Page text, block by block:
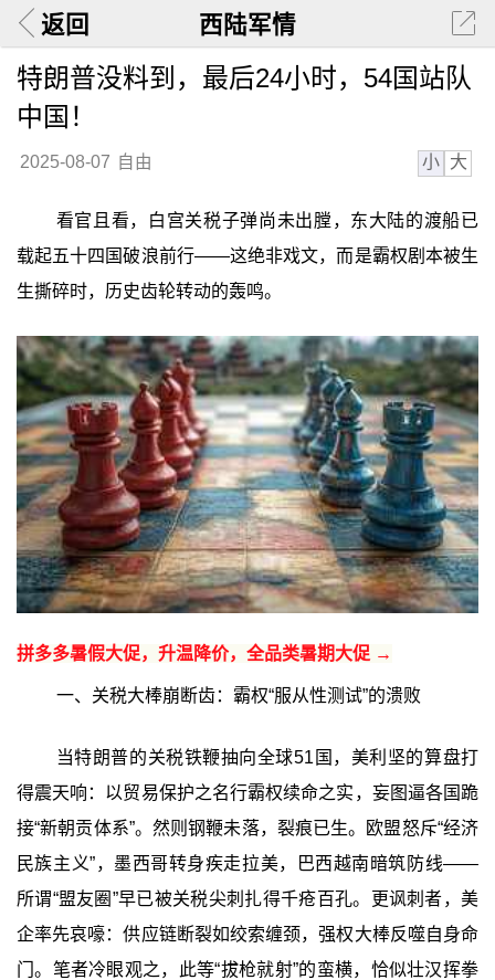
返回 西陆军情
特朗普没料到，最后24小时，54国站队
中国！
2025-08-07 自由 小 大
看官且看，白宫关税子弹尚未出膛，东大陆的渡船已
载起五十四国破浪前行——这绝非戏文，而是霸权剧本被生
生撕碎时，历史齿轮转动的轰鸣。
拼多多暑假大促，升温降价，全品类暑期大促 →
一、关税大棒崩断齿：霸权“服从性测试”的溃败
当特朗普的关税铁鞭抽向全球51国，美利坚的算盘打
得震天响：以贸易保护之名行霸权续命之实，妄图逼各国跪
接“新朝贡体系”。然则钢鞭未落，裂痕已生。欧盟怒斥“经济
民族主义”，墨西哥转身疾走拉美，巴西越南暗筑防线——
所谓“盟友圈”早已被关税尖刺扎得千疮百孔。更讽刺者，美
企率先哀嚎：供应链断裂如绞索缠颈，强权大棒反噬自身命
门。笔者冷眼观之，此等“拔枪就射”的蛮横，恰似壮汉挥拳